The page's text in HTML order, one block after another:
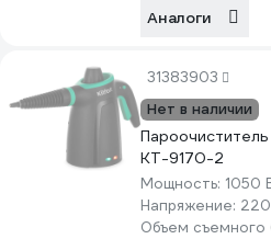
Аналоги
31383903
Нет в наличии
КТ-9170-2
Мощность: 1050
Напряжение:
Объем съемного